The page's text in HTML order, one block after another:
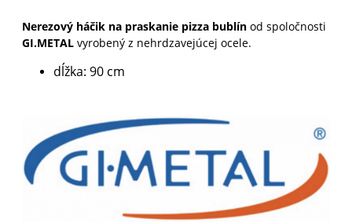
Nerezový háčik na praskanie pizza bublínod spoločnosti
GI.METAL vyrobený z nehrdzavejúcej ocele.
dĺžka: 90 cm